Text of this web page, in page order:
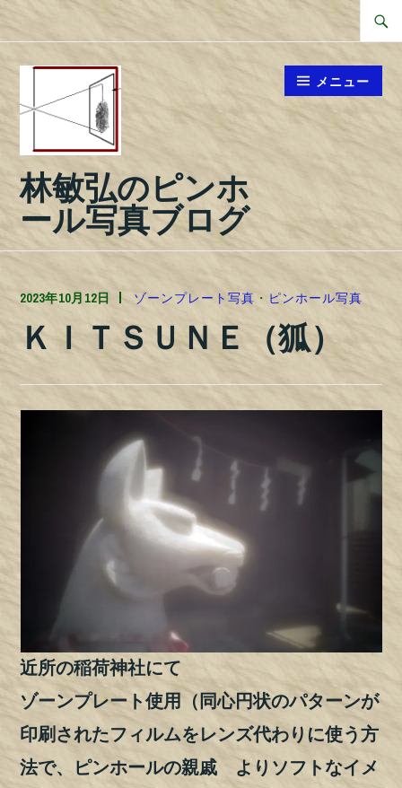
ン
テ
ン
ツ
ッ
プ
索
対
象:
林敏弘のピンホ
ール写真ブログ
メニュー
2023年10月12日 TOSHIPHOTO
ゾーンプレート写真 ・ ピンホール写真
ＫＩＴＳＵＮＥ（狐）
近所の稲荷神社にて
ゾーンプレート使用（同心円状のパターンが
印刷されたフィルムをレンズ代わりに使う方
法で、ピンホールの親戚 よりソフトなイメ